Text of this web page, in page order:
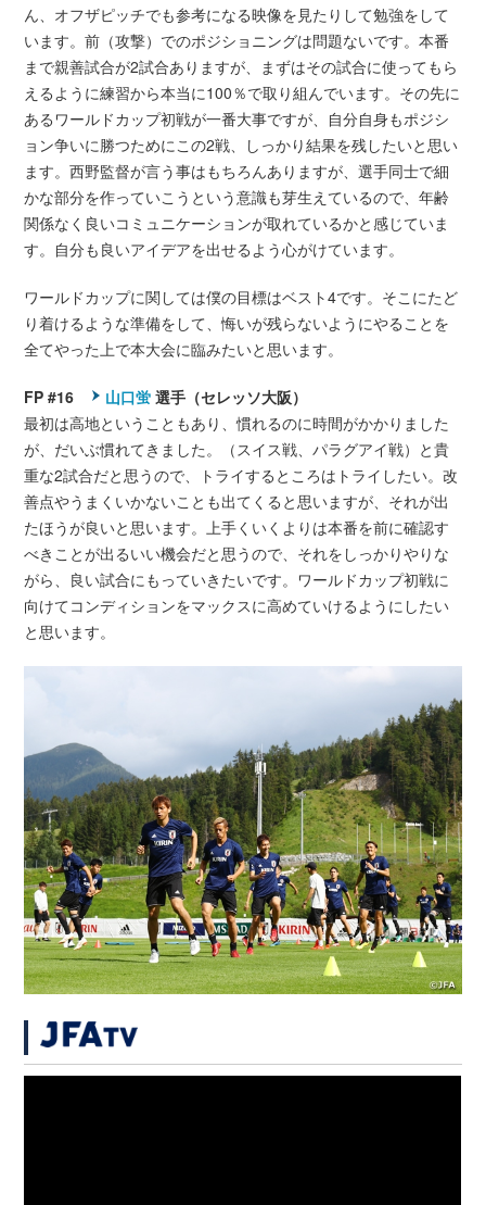
ん、オフザピッチでも参考になる映像を見たりして勉強をして
います。前（攻撃）でのポジショニングは問題ないです。本番
まで親善試合が2試合ありますが、まずはその試合に使ってもら
えるように練習から本当に100％で取り組んでいます。その先に
あるワールドカップ初戦が一番大事ですが、自分自身もポジシ
ョン争いに勝つためにこの2戦、しっかり結果を残したいと思い
ます。西野監督が言う事はもちろんありますが、選手同士で細
かな部分を作っていこうという意識も芽生えているので、年齢
関係なく良いコミュニケーションが取れているかと感じていま
す。自分も良いアイデアを出せるよう心がけています。
ワールドカップに関しては僕の目標はベスト4です。そこにたど
り着けるような準備をして、悔いが残らないようにやることを
全てやった上で本大会に臨みたいと思います。
FP #16 山口蛍 選手（セレッソ大阪）
最初は高地ということもあり、慣れるのに時間がかかりました
が、だいぶ慣れてきました。（スイス戦、パラグアイ戦）と貴
重な2試合だと思うので、トライするところはトライしたい。改
善点やうまくいかないことも出てくると思いますが、それが出
たほうが良いと思います。上手くいくよりは本番を前に確認す
べきことが出るいい機会だと思うので、それをしっかりやりな
がら、良い試合にもっていきたいです。ワールドカップ初戦に
向けてコンディションをマックスに高めていけるようにしたい
と思います。